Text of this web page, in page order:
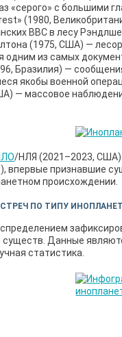
«серого» с большими
(1980,
ВВС в лесу
(1975, США) —
одним из самых
Бразилия) —
якобы военной
— массовое
/НЛЯ (2021–2023,
впервые признавшие
происхождении.
ПО ТИПУ
существ. Данные
статистика.